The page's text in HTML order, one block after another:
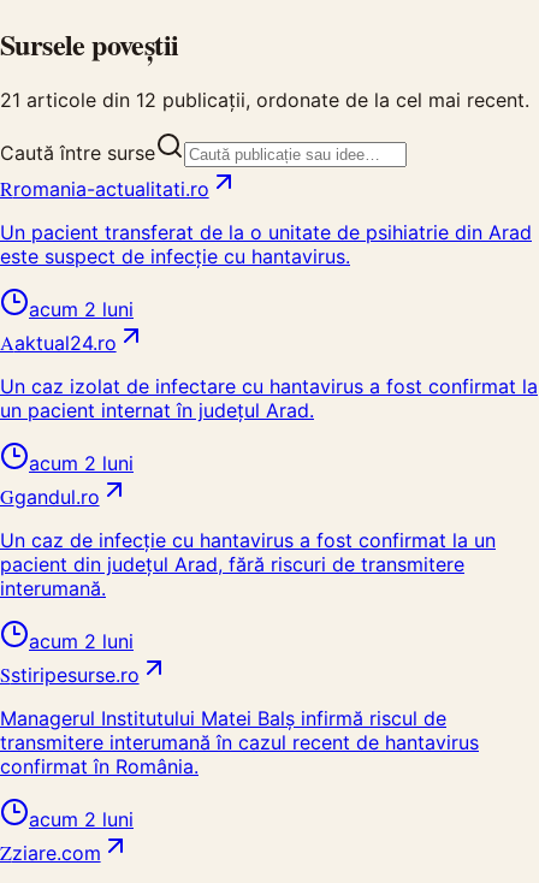
Sursele poveștii
21 articole din 12 publicații, ordonate de la cel mai recent.
Caută între surse
Rromania-actualitati.ro
Un pacient transferat de la o unitate de psihiatrie din Arad
este suspect de infecție cu hantavirus.
acum 2 luni
Aaktual24.ro
Un caz izolat de infectare cu hantavirus a fost confirmat la
un pacient internat în județul Arad.
acum 2 luni
Ggandul.ro
Un caz de infecție cu hantavirus a fost confirmat la un
pacient din județul Arad, fără riscuri de transmitere
interumană.
acum 2 luni
Sstiripesurse.ro
Managerul Institutului Matei Balș infirmă riscul de
transmitere interumană în cazul recent de hantavirus
confirmat în România.
acum 2 luni
Zziare.com